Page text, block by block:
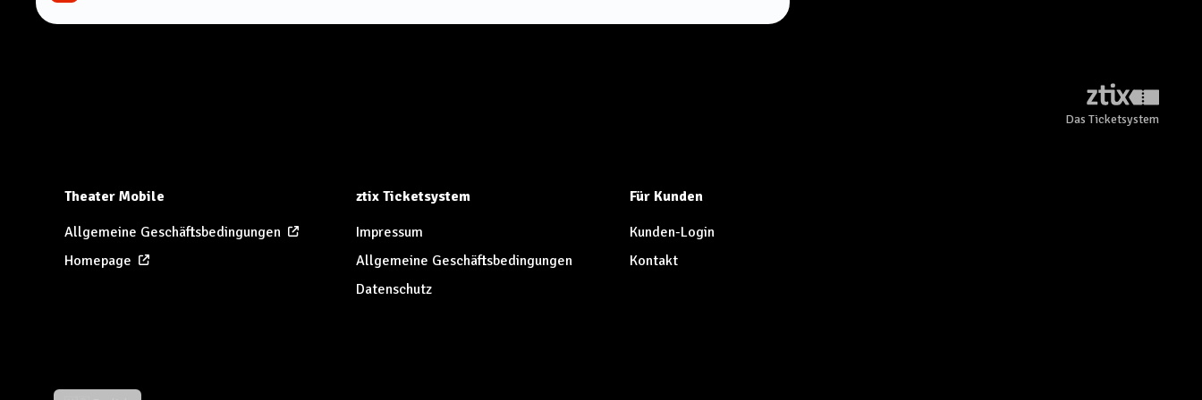
Das Ticketsystem
Theater Mobile
Allgemeine Geschäftsbedingungen
Homepage
ztix Ticketsystem
Impressum
Allgemeine Geschäftsbedingungen
Datenschutz
Für Kunden
Kunden-Login
Kontakt